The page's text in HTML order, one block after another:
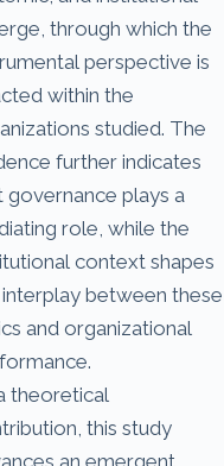
through which the
perspective is
within the
studied. The
further indicates
governance plays a
role, while the
context shapes
between these
and organizational
theoretical
this study
an emergent